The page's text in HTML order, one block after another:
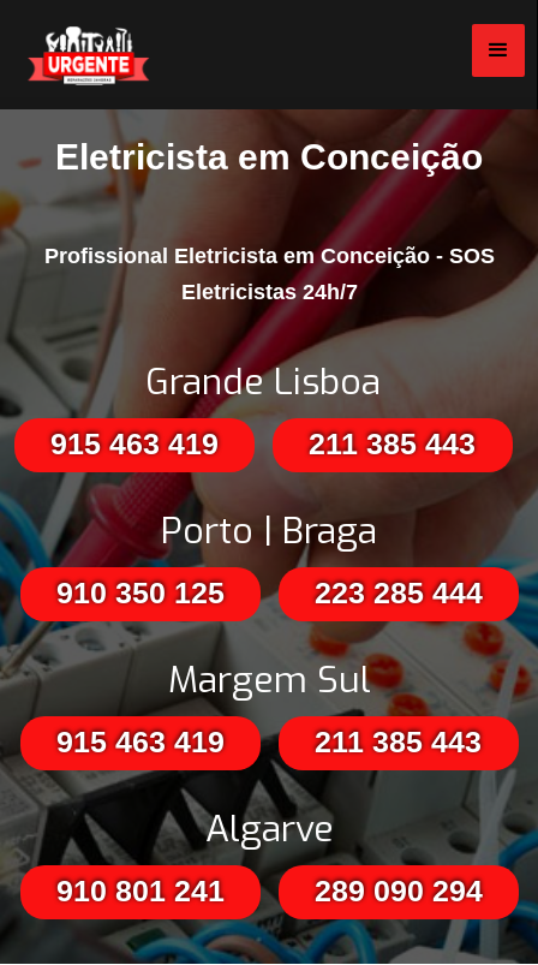
Eletricista em Conceição
Profissional Eletricista em Conceição - SOS
Eletricistas 24h/7
Grande Lisboa
915 463 419 211 385 443
Porto | Braga
910 350 125 223 285 444
Margem Sul
915 463 419 211 385 443
Algarve
910 801 241 289 090 294